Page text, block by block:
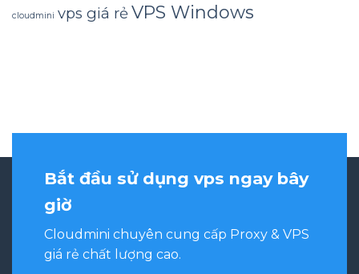
cloudmini vps giá rẻVPS Windows
Bắt đầu sử dụng vps ngay bây
giờ
Cloudmini chuyên cung cấp Proxy & VPS
giá rẻ chất lượng cao.